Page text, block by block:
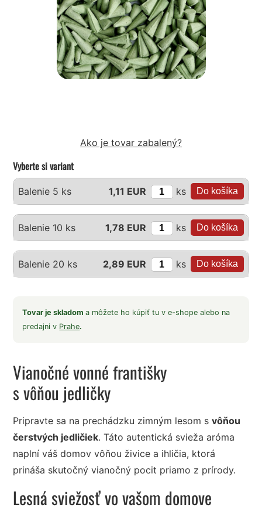
Ako je tovar zabalený?
Vyberte si variant
Balenie 5 ks 1,11 EUR ks
Balenie 10 ks 1,78 EUR ks
Balenie 20 ks 2,89 EUR ks
Tovar je skladoma môžete ho kúpiť tu v e-shope alebo na
predajni v Prahe.
Vianočné vonné františky
s vôňou jedličky
Pripravte sa na prechádzku zimným lesom svôňou
čerstvých jedličiek. Táto autentická svieža aróma
naplní váš domov vôňou živice a ihličia, ktorá
prináša skutočný vianočný pocit priamo z prírody.
Lesná sviežosť vo vašom domove